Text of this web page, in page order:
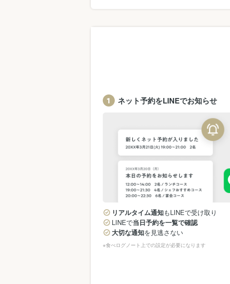
ネット予約をLINEでお知らせ
リアルタイム通知もLINEで受け取り
LINEで当日予約を一覧で確認
大切な通知を見逃さない
※食べログノート上での設定が必要になります